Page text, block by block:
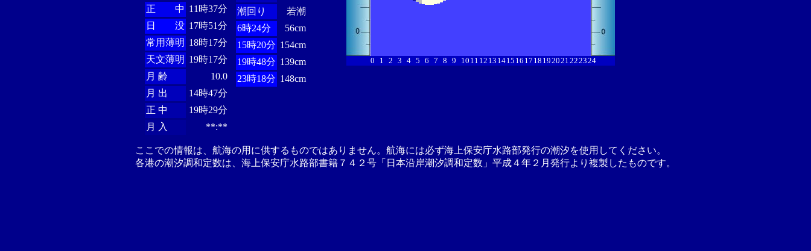
正 中 11時37分
日 没 17時51分
常用薄明 18時17分
天文薄明 19時17分
月 齢
10.0
月 出
14時47分
正 中
19時29分
月 入
**:**
潮回り
若潮
6時24分
56cm
15時20分 154cm
19時48分 139cm
23時18分 148cm
0 1 2 3 4 5 6 7 8 9 10 11 12 13 1415 16 17 18 192021222324
ここでの情報は、航海の用に供するものではありません。航海には必ず海上保安庁水路部発行の潮汐を使用してください。
各港の潮汐調和定数は、海上保安庁水路部書籍７４２号「日本沿岸潮汐調和定数」平成４年２月発行より複製したものです。